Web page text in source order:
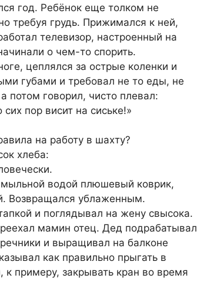
год. Ребёнок еще толком не
требуя грудь. Прижимался к ней,
телевизор, настроенный на
о чем-то спорить.
цеплялся за острые коленки и
губами и требовал не то еды, не
говорил, чисто плевал:
пор висит на сиське!»
на работу в шахту?
хлеба:
мыльной водой плюшевый коврик,
Возвращался ублаженным.
и поглядывал на жену свысока.
мамин отец. Дед подрабатывал
и выращивал на балконе
как правильно прыгать в
примеру, закрывать кран во время